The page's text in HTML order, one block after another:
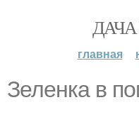
главная
Зеленка в